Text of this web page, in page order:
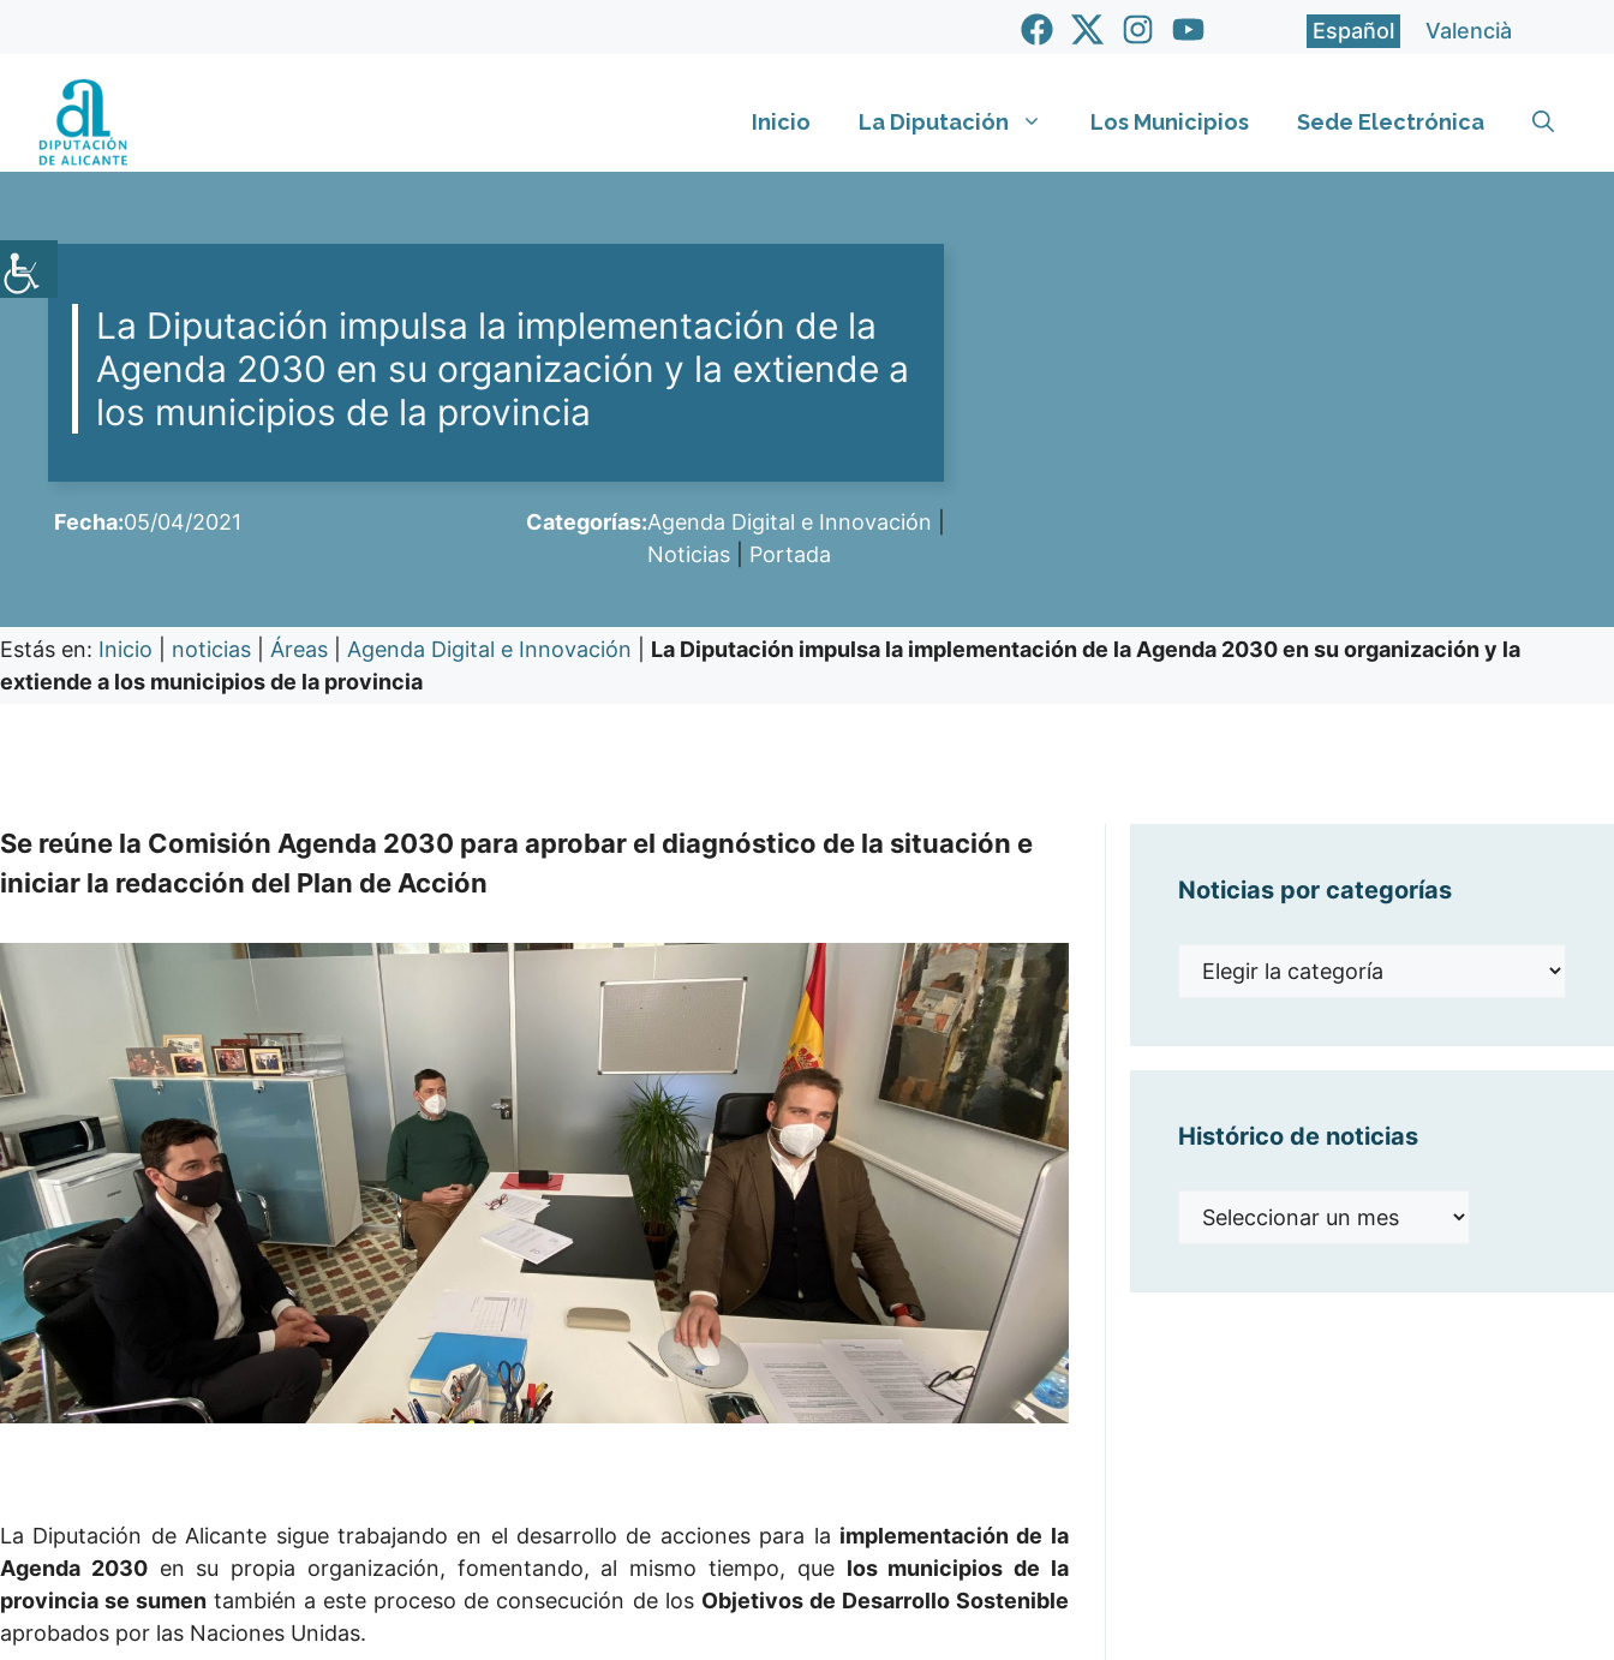
contenido
Español Valencià
Inicio La Diputación Los Municipios Sede Electrónica
La Diputación impulsa la implementación de la
Agenda 2030 en su organización y la extiende a
los municipios de la provincia
Fecha:05/04/2021 Categorías:Agenda Digital e Innovación
Noticias
Portada
Estás en: Inicio noticias Áreas Agenda Digital e Innovación
La Diputación impulsa la implementación de la Agenda 2030 en su organización y la
extiende a los municipios de la provincia
Se reúne la Comisión Agenda 2030 para aprobar el diagnóstico de la situación e
iniciar la redacción del Plan de Acción
La Diputación de Alicante sigue trabajando en el desarrollo de acciones para la implementación de la
Agenda 2030en su propia organización, fomentando, al mismo tiempo, que los municipios de la
provincia se sumen también a este proceso de consecución de los Objetivos de Desarrollo Sostenible
aprobados por las Naciones Unidas.
Noticias por categorías
Noticias
Histórico de noticias
Histórico